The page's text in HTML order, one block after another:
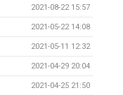
2021-08-22 15:57
2021-05-22 14:08
2021-05-11 12:32
2021-04-29 20:04
2021-04-25 21:50